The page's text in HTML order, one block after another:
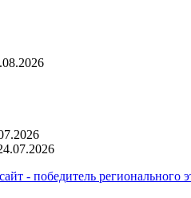
- победитель регионального